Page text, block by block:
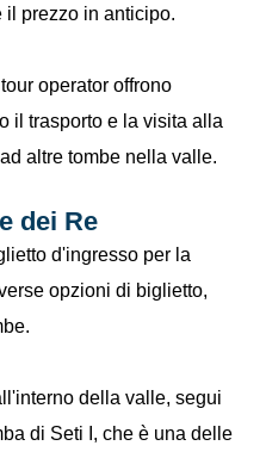
prezzo in anticipo.
operator offrono
il trasporto e la visita alla
altre tombe nella valle.
dei Re
d'ingresso per la
opzioni di biglietto,
della valle, segui
di Seti I, che è una delle